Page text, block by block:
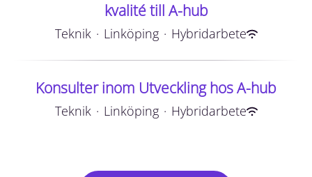
kvalité till A-hub
Teknik · Linköping · Hybridarbete
Konsulter inom Utveckling hos A-hub
Teknik · Linköping · Hybridarbete